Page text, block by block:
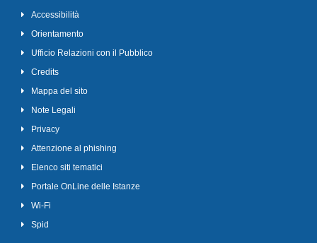
Accessibilità
Orientamento
Ufficio Relazioni con il Pubblico
Credits
Mappa del sito
Note Legali
Privacy
Attenzione al phishing
Elenco siti tematici
Portale OnLine delle Istanze
Wi-Fi
Spid